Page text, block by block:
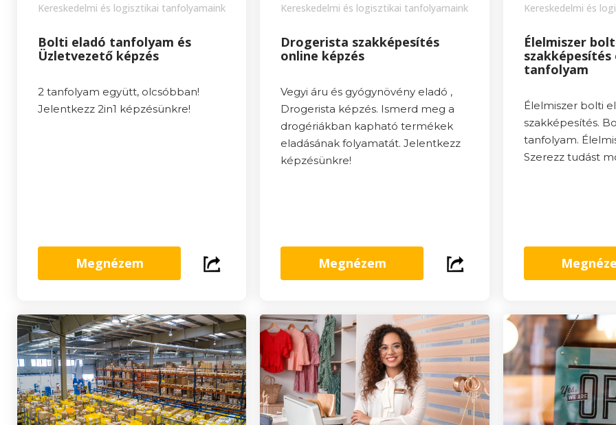
Kereskedelmi és logisztikai tanfolyamaink
Bolti eladó tanfolyam és
Üzletvezető képzés
2 tanfolyam együtt, olcsóbban!
Jelentkezz 2in1 képzésünkre!
Megnézem
Kereskedelmi és logisztikai tanfolyamaink
Drogerista szakképesítés
online képzés
Vegyi áru és gyógynövény eladó ,
Drogerista képzés. Ismerd meg a
drogériákban kapható termékek
eladásának folyamatát. Jelentkezz
képzésünkre!
Megnézem
Kereskedelmi és
Élelmiszer
szakképesítés
tanfolyam
Élelmiszer bolti
szakképesítés.
tanfolyam.
Szerezz tudást